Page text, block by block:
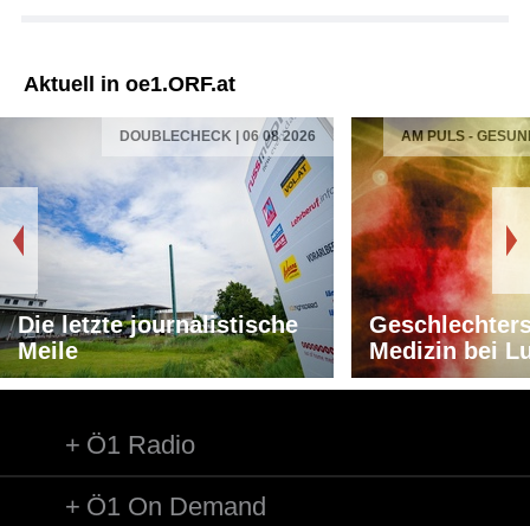
Aktuell in oe1.ORF.at
DOUBLECHECK | 06 08 2026
Die letzte journalistische
Meile
AM PULS -
Medizin bei
Ö1 Radio
Ö1 On Demand